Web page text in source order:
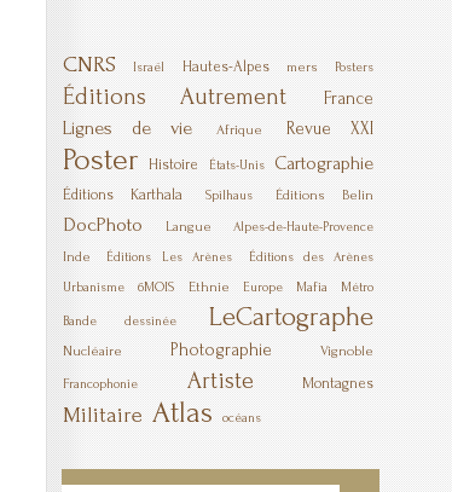
CNRS Israël Hautes-Alpes mers Posters
Éditions Autrement France
Lignes de vie Afrique Revue XXI
Poster Histoire États-Unis Cartographie
Éditions Karthala Spilhaus Éditions Belin
DocPhoto Langue Alpes-de-Haute-Provence
Inde Éditions Les Arènes Éditions des Arènes
Urbanisme 6MOIS Ethnie Europe Mafia Métro
Bande dessinée LeCartographe
Nucléaire Photographie Vignoble
Francophonie Artiste Montagnes
Militaire Atlas océans